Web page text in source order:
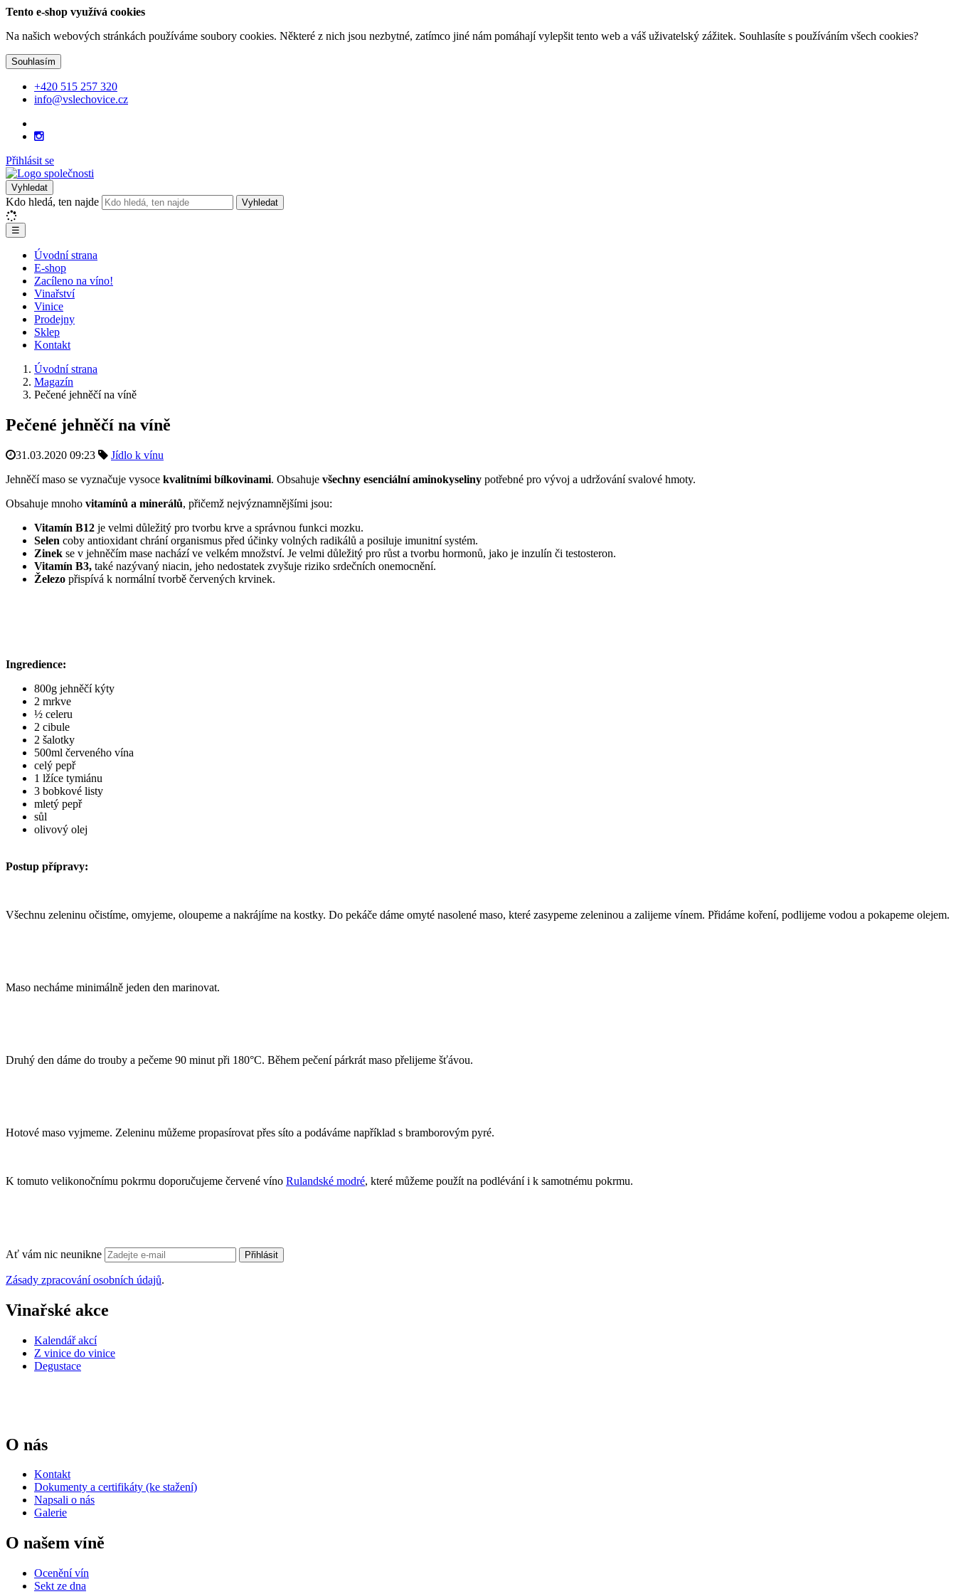
Tento e-shop využívá cookies
Na našich webových stránkách používáme soubory cookies. Některé z nich jsou nezbytné, zatímco jiné nám pomáhají vylepšit tento web a váš uživatelský zážitek. Souhlasíte s používáním všech cookies?
Souhlasím
+420 515 257 320
info@vslechovice.cz
Přihlásit se
Vyhledat
Kdo hledá, ten najde Vyhledat
☰
Úvodní strana
E-shop
Zacíleno na víno!
Vinařství
Vinice
Prodejny
Sklep
Kontakt
Úvodní strana
Magazín
Pečené jehněčí na víně
Pečené jehněčí na víně
31.03.2020 09:23
Jídlo k vínu
Jehněčí maso se vyznačuje vysoce kvalitními bílkovinami. Obsahuje všechny esenciální aminokyseliny potřebné pro vývoj a udržování svalové hmoty.
Obsahuje mnoho vitamínů a minerálů, přičemž nejvýznamnějšími jsou:
Vitamín B12 je velmi důležitý pro tvorbu krve a správnou funkci mozku.
Selen coby antioxidant chrání organismus před účinky volných radikálů a posiluje imunitní systém.
Zinek se v jehněčím mase nachází ve velkém množství. Je velmi důležitý pro růst a tvorbu hormonů, jako je inzulín či testosteron.
Vitamín B3, také nazývaný niacin, jeho nedostatek zvyšuje riziko srdečních onemocnění.
Železo přispívá k normální tvorbě červených krvinek.
Ingredience:
800g jehněčí kýty
2 mrkve
½ celeru
2 cibule
2 šalotky
500ml červeného vína
celý pepř
1 lžíce tymiánu
3 bobkové listy
mletý pepř
sůl
olivový olej
Postup přípravy:
Všechnu zeleninu očistíme, omyjeme, oloupeme a nakrájíme na kostky. Do pekáče dáme omyté nasolené maso, které zasypeme zeleninou a zalijeme vínem. Přidáme koření, podlijeme vodou a pokapeme olejem.
Maso necháme minimálně jeden den marinovat.
Druhý den dáme do trouby a pečeme 90 minut při 180°C. Během pečení párkrát maso přelijeme šťávou.
Hotové maso vyjmeme. Zeleninu můžeme propasírovat přes síto a podáváme například s bramborovým pyré.
K tomuto velikonočnímu pokrmu doporučujeme červené víno Rulandské modré, které můžeme použít na podlévání i k samotnému pokrmu.
Ať vám nic neunikne Přihlásit
Zásady zpracování osobních údajů.
Vinařské akce
Kalendář akcí
Z vinice do vinice
Degustace
O nás
Kontakt
Dokumenty a certifikáty (ke stažení)
Napsali o nás
Galerie
O našem víně
Ocenění vín
Sekt ze dna